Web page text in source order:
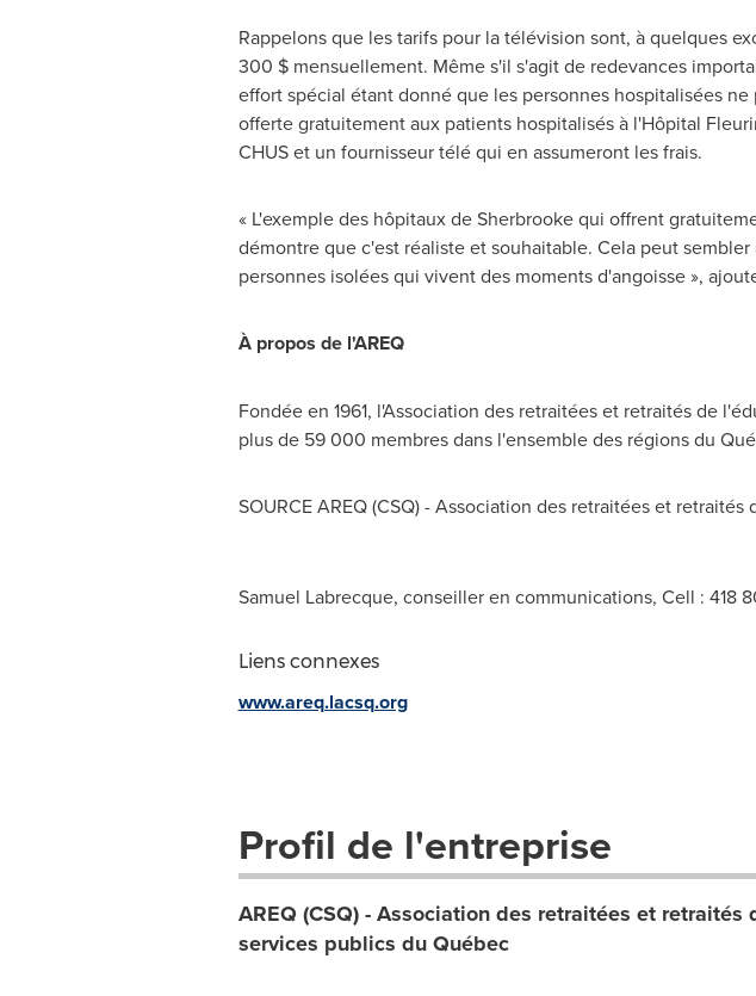
Rappelons que les tarifs pour la télévision sont, à quelques
300 $ mensuellement. Même s'il s'agit de redevances
effort spécial étant donné que les personnes hospitalisées
offerte gratuitement aux patients hospitalisés à l'Hôpital
CHUS et un fournisseur télé qui en assumeront les frais.
« L'exemple des hôpitaux de Sherbrooke qui offrent
démontre que c'est réaliste et souhaitable. Cela peut
personnes isolées qui vivent des moments d'angoisse »,
À propos de l'AREQ
Fondée en 1961, l'Association des retraitées et retraités de
plus de 59 000 membres dans l'ensemble des régions du
SOURCE AREQ (CSQ) - Association des retraitées et
Samuel Labrecque, conseiller en communications, Cell : 418
Liens connexes
www.areq.lacsq.org
Profil de l'entreprise
AREQ (CSQ) - Association des retraitées et retraités
services publics du Québec